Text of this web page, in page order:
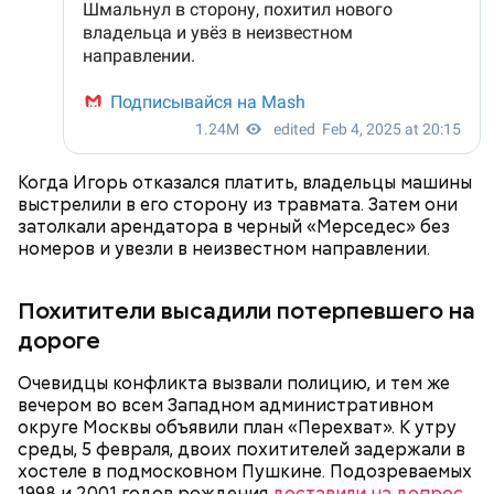
Когда Игорь отказался платить, владельцы машины
выстрелили в его сторону из травмата. Затем они
затолкали арендатора в черный «Мерседес» без
номеров и увезли в неизвестном направлении.
Похитители высадили потерпевшего на
дороге
Очевидцы конфликта вызвали полицию, и тем же
вечером во всем Западном административном
округе Москвы объявили план «Перехват». К утру
среды, 5 февраля, двоих похитителей задержали в
хостеле в подмосковном Пушкине. Подозреваемых
The media could not be loaded, either because the server or
network failed or because the format is not supported.
Видео: пресс-служба ГСУ СК по Московской области
причину смерти Константина. Подозрения
родителей погибшего юноши пали на Миссюру, но
доказать его причастность к кончине их сына не
заявил, что ничего не подсыпал в морс и утверждал,
что яд могли добавить в бутылкунекие
недоброжелатели
— Обвиняемый подвергся противоправным
действиям со стороны потерпевшего и лиц из его
руководитель управленияАлександр Супрун.
продолжаются разбирательства по делу об
убийстве бойца.